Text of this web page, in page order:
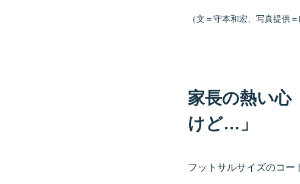
（文＝守本和宏、写真提供
家長の熱い心
けど…」
フットサルサイズのコー